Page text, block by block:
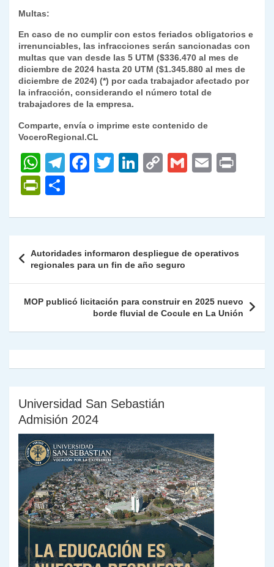
Multas:
En caso de no cumplir con estos feriados obligatorios e
irrenunciables, las infracciones serán sancionadas con
multas que van desde las 5 UTM ($336.470 al mes de
diciembre de 2024 hasta 20 UTM ($1.345.880 al mes de
diciembre de 2024) (*) por cada trabajador afectado por
la infracción, considerando el número total de
trabajadores de la empresa.
Comparte, envía o imprime este contenido de
VoceroRegional.CL
W
h
at
s
p
p
T
gr
m
F
e
o
o
k
T
er
Li
e
n
C
y
n
k
G
l
E
l
P
nt
Fr
ie
n
dl
m
p
ar
tir
de
entradas
Autoridades informaron despliegue de operativos
regionales para un fin de año seguro
MOP publicó licitación para construir en 2025 nuevo
borde fluvial de Cocule en La Unión
Universidad San Sebastián
Admisión 2024